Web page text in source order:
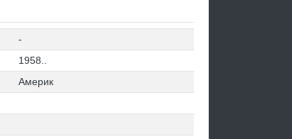
-
1958..
Америк